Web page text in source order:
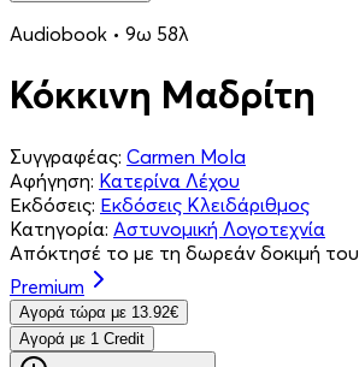
Audiobook • 9ω 58λ
Κόκκινη Μαδρίτη
Συγγραφέας: Carmen Mola
Αφήγηση: Κατερίνα Λέχου
Εκδόσεις: Εκδόσεις Κλειδάριθμος
Κατηγορία: Αστυνομική Λογοτεχνία
Απόκτησέ το με τη δωρεάν δοκιμή του
Premium
Aγορά τώρα με 13.92€
Aγορά με 1 Credit